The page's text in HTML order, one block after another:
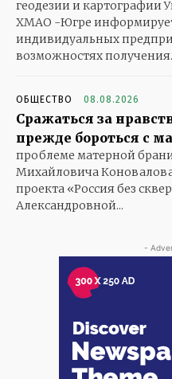
геодезии и картографии
ХМАО -Югре
индивидуальных
возможностях
ОБЩЕСТВО 08.08.2026
Сражаться за
прежде бороться с
проблеме матерной
Михайловича
проекта «Россия без
Александровной...
-